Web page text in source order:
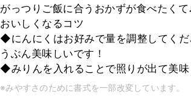
がっつりご飯に合うおかずが食べたくて
おいしくなるコツ
◆にんにくはお好みで量を調整してく
うぶん美味しいです！
◆みりんを入れることで照りが出て美味
※みやすさのために書式を一部改変しています。